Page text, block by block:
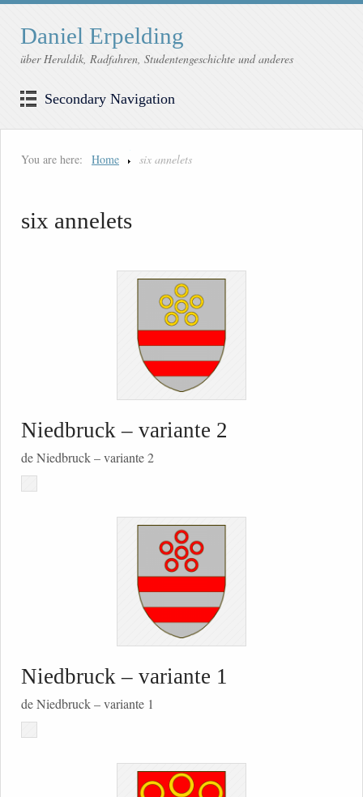
Daniel Erpelding
über Heraldik, Radfahren, Studentengeschichte und anderes
Secondary Navigation
You are here: Home six annelets
six annelets
Niedbruck – variante 2
de Niedbruck – variante 2
Niedbruck – variante 1
de Niedbruck – variante 1